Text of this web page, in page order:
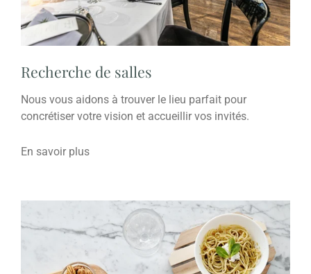
Recherche de salles
Nous vous aidons à trouver le lieu parfait pour
concrétiser votre vision et accueillir vos invités.
En savoir plus